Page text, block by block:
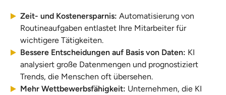
Zeit- und Kostenersparnis: Automatisierung von
Routineaufgaben entlastet Ihre Mitarbeiter für
wichtigere Tätigkeiten.
Bessere Entscheidungen auf Basis von Daten: KI
analysiert große Datenmengen und prognostiziert
Trends, die Menschen oft übersehen.
Mehr Wettbewerbsfähigkeit: Unternehmen, die KI